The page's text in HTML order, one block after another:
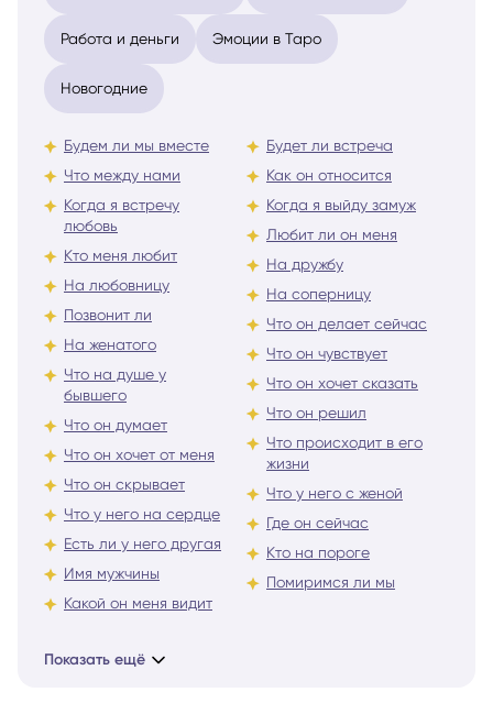
Работа и деньги Эмоции в Таро
Новогодние
Будем ли мы вместе
Что между нами
Когда я встречу
любовь
Кто меня любит
На любовницу
Позвонит ли
На женатого
Что на душе у
бывшего
Что он думает
Что он хочет от меня
Что он скрывает
Что у него на сердце
Есть ли у него другая
Имя мужчины
Какой он меня видит
Будет ли встреча
Как он относится
Когда я выйду замуж
Любит ли он меня
На дружбу
На соперницу
Что он делает сейчас
Что он чувствует
Что он хочет сказать
Что он решил
Что происходит в его
жизни
Что у него с женой
Где он сейчас
Кто на пороге
Помиримся ли мы
Показать ещё